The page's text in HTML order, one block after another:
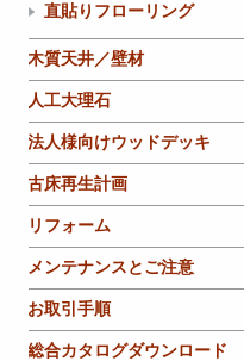
直貼りフローリング
木質天井／壁材
人工大理石
法人様向けウッドデッキ
古床再生計画
リフォーム
メンテナンスとご注意
お取引手順
総合カタログダウンロード